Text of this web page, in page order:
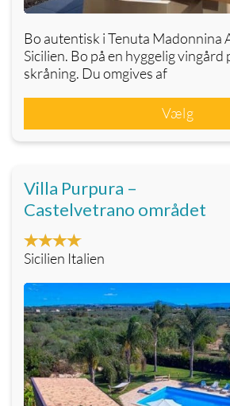
Bo autentisk i Tenuta Madonnina
Sicilien. Bo på en hyggelig
skråning. Du omgives af
Vælg
Villa Purpura –
Castelvetrano området
Sicilien Italien